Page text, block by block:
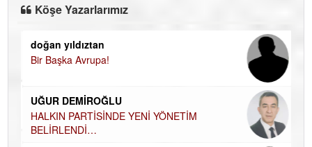
Köşe Yazarlarımız
doğan yıldıztan
Bir Başka Avrupa!
UĞUR DEMİROĞLU
HALKIN PARTİSİNDE YENİ YÖNETİM
BELİRLENDİ…